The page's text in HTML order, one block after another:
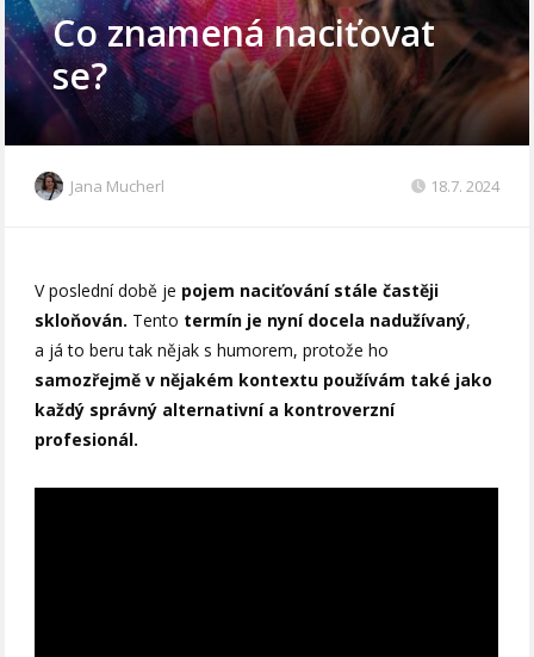
Co znamená naciťovat
se?
Jana Mucherl 18.7. 2024
V poslední době je pojem naciťování stále častěji
skloňován. Tento termín je nyní docela nadužívaný,
a já to beru tak nějak s humorem, protože ho
samozřejmě v nějakém kontextu používám také jako
každý správný alternativní a kontroverzní
profesionál.